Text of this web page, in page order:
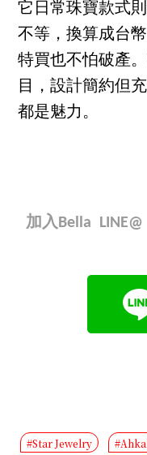
它日常珠寶款式
不等，換算成台
特買也不怕破產
目，設計簡約但
都是魅力。
加入Bella
#Star Jewelry